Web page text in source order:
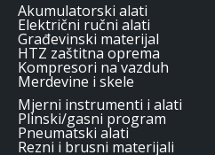
Akumulatorski alati
Električni ručni alati
Građevinski materijal
HTZ zaštitna oprema
Kompresori na vazduh
Merdevine i skele
Mjerni instrumenti i alati
Plinski/gasni program
Pneumatski alati
Rezni i brusni materijali